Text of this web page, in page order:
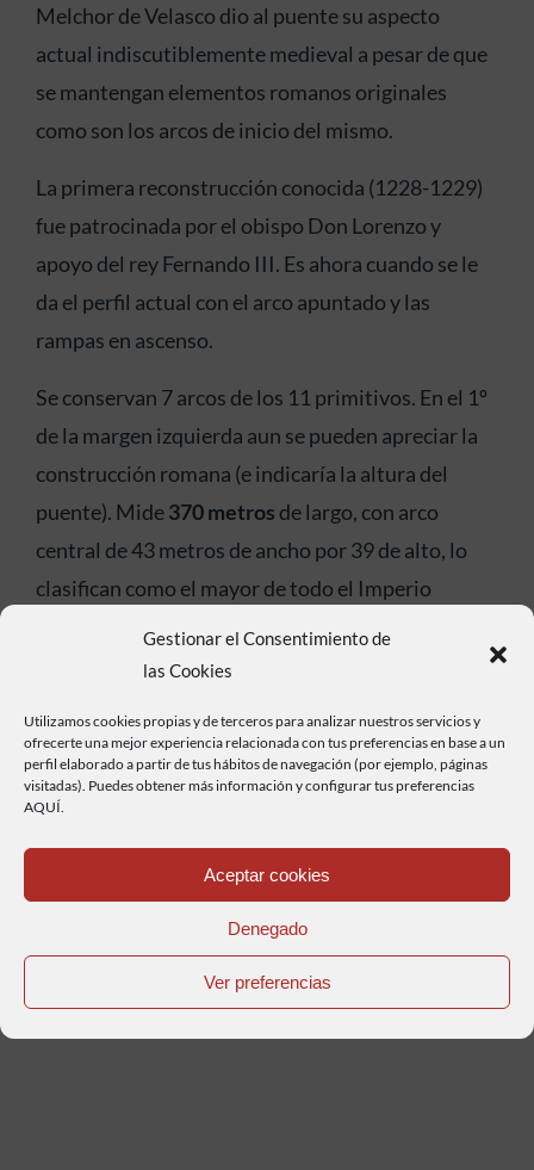
Gestionar el Consentimiento de
las Cookies
Utilizamos cookies propias y de terceros para analizar nuestros servicios y
ofrecerte una mejor experiencia relacionada con tus preferencias en base a un
perfil elaborado a partir de tus hábitos de navegación (por ejemplo, páginas
visitadas). Puedes obtener más información y configurar tus preferencias
AQUÍ.
Aceptar cookies
Denegado
Ver preferencias
Melchor de Velasco dio al puente su aspecto
actual indiscutiblemente medieval a pesar de que
se mantengan elementos romanos originales
como son los arcos de inicio del mismo.
La primera reconstrucción conocida (1228-1229)
fue patrocinada por el obispo Don Lorenzo y
apoyo del rey Fernando III. Es ahora cuando se le
da el perfil actual con el arco apuntado y las
rampas en ascenso.
Se conservan 7 arcos de los 11 primitivos. En el 1º
de la margen izquierda aun se pueden apreciar la
construcción romana (e indicaría la altura del
puente). Mide370 metros de largo, con arco
central de 43 metros de ancho por 39 de alto, lo
clasifican como el mayor de todo el Imperio
Romano. La torre que aparece representada en el
escudo de la ciudad se demolió en 1839 con otra
Fue declarado monumento histórico por Decreto
de la Jefatura del Estado de 6 de abril de 1961.
Hoy en día y tras su peatonalización en 1989 es
uno de los tres símbolos principales de la ciudad
junto con Las Burgas y la Catedral de San Martín.